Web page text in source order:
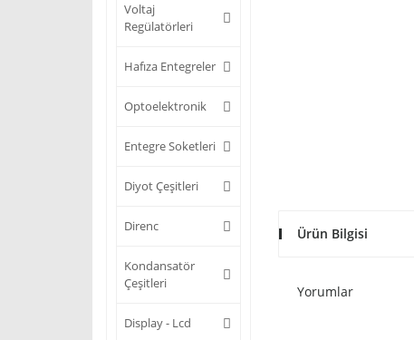
Voltaj
Regülatörleri
Hafıza Entegreler
Optoelektronik
Entegre Soketleri
Diyot Çeşitleri
Direnc
Kondansatör
Çeşitleri
Display - Lcd
Ürün Bilgisi
Yorumlar